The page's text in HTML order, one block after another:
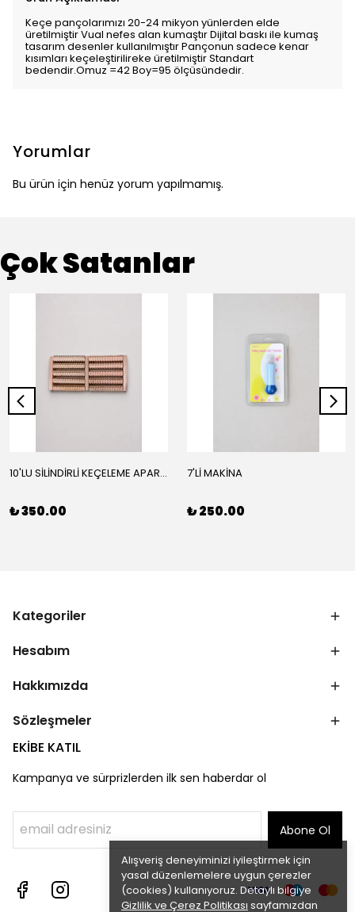
Alışveriş deneyiminizi iyileştirmek için
yasal düzenlemelere uygun çerezler
(cookies) kullanıyoruz. Detaylı bilgiye
Gizlilik ve Çerez Politikası sayfamızdan
Keçe pançolarımızı 20-24 mikyon yünlerden elde
üretilmiştir Vual nefes alan kumaştır Dijital baskı ile kumaş
tasarım desenler kullanılmıştır Pançonun sadece kenar
kısımları keçeleştirilireke üretilmiştir Standart
bedendir.Omuz =42 Boy=95 ölçüsündedir.
Yorumlar
Bu ürün için henüz yorum yapılmamış.
Çok Satanlar
10'LU SİLİNDİRLİ KEÇELEME APARATI
₺ 350.00
7'Lİ MAKİNA
₺ 250.00
Kategoriler
Hesabım
Hakkımızda
Sözleşmeler
EKİBE KATIL
Kampanya ve sürprizlerden ilk sen haberdar ol
Abone Ol